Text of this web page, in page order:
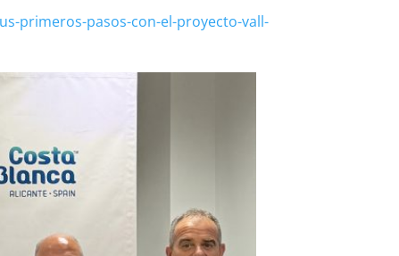
primeros-pasos-con-el-proyecto-vall-